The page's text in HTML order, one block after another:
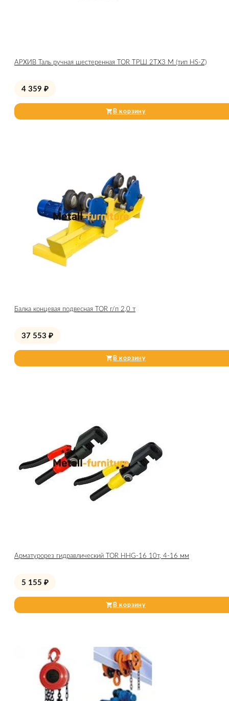
АРХИВ Таль ручная шестеренная TOR ТРШ 2ТХ3 М (тип HS-Z)
4 359 ₽
В корзину
Балка концевая подвесная TOR г/п 2,0 т
37 553 ₽
В корзину
Арматурорез гидравлический TOR HHG-16 10т, 4-16 мм
5 155 ₽
В корзину